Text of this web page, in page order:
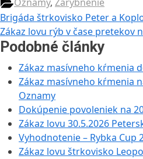
Oznamy, Zarybnenie
Navigácia
v
článku
Previous
Post:
Brigáda štrkovisko Peter a
Next
Post:
Zákaz lovu rýb v čase pretekov
Podobné články
Zákaz masívneho kŕmenia
Zákaz masívneho kŕmenia
Oznamy
Dokúpenie povoleniek na
Zákaz lovu 30.5.2026
Vyhodnotenie – Rybka Cup
Zákaz lovu štrkovisko